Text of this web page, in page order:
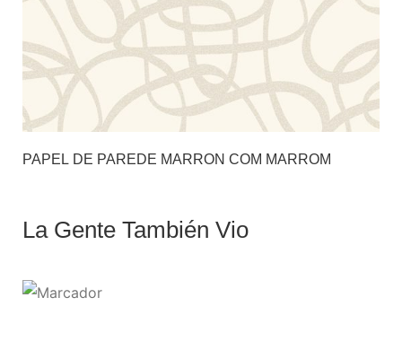
PAPEL DE PAREDE MARRON COM MARROM
La Gente También Vio